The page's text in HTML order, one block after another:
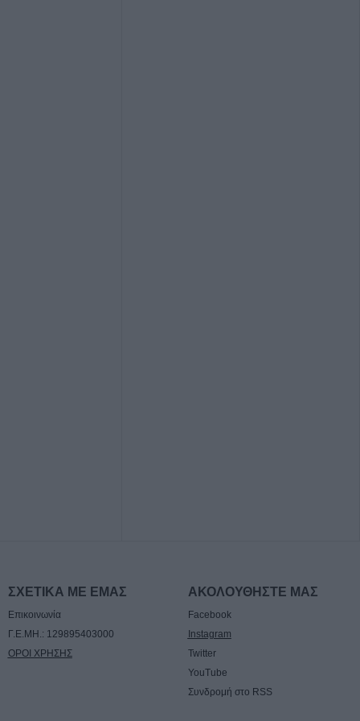
ΣΧΕΤΙΚΑ ΜΕ ΕΜΑΣ
Επικοινωνία
Γ.Ε.ΜΗ.: 129895403000
ΟΡΟΙ ΧΡΗΣΗΣ
ΑΚΟΛΟΥΘΗΣΤΕ ΜΑΣ
Facebook
Instagram
Twitter
YouTube
Συνδρομή στο RSS